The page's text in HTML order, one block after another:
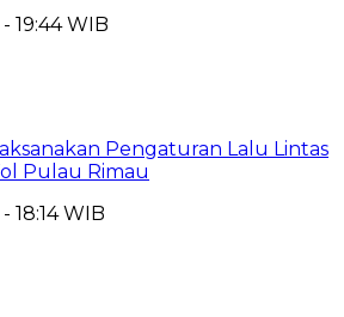
19:44 WIB
Pengaturan Lalu Lintas
Pulau Rimau
18:14 WIB